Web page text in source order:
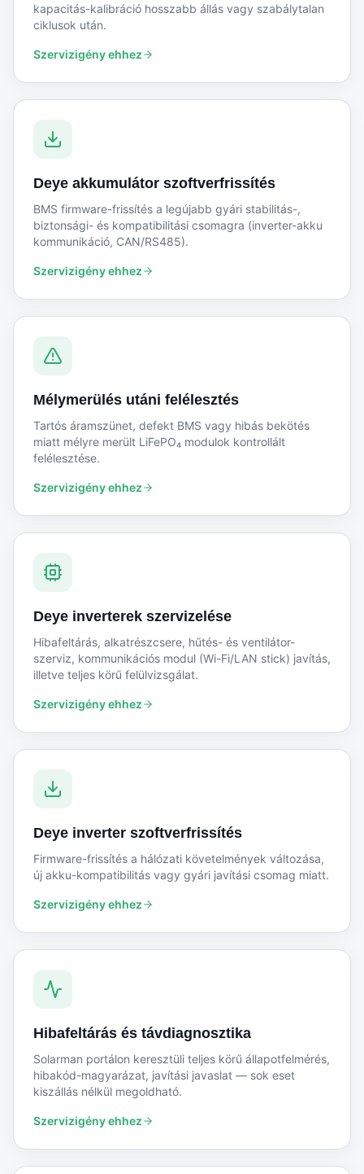
kapacitás-kalibráció hosszabb állás vagy szabálytalan
ciklusok után.
Szervizigény ehhez
Deye akkumulátor szoftverfrissítés
BMS firmware-frissítés a legújabb gyári stabilitás-,
biztonsági- és kompatibilitási csomagra (inverter-akku
kommunikáció, CAN/RS485).
Szervizigény ehhez
Mélymerülés utáni felélesztés
Tartós áramszünet, defekt BMS vagy hibás bekötés
miatt mélyre merült LiFePO₄ modulok kontrollált
felélesztése.
Szervizigény ehhez
Deye inverterek szervizelése
Hibafeltárás, alkatrészcsere, hűtés- és ventilátor-
szerviz, kommunikációs modul (Wi-Fi/LAN stick) javítás,
illetve teljes körű felülvizsgálat.
Szervizigény ehhez
Deye inverter szoftverfrissítés
Firmware-frissítés a hálózati követelmények változása,
új akku-kompatibilitás vagy gyári javítási csomag miatt.
Szervizigény ehhez
Hibafeltárás és távdiagnosztika
Solarman portálon keresztüli teljes körű állapotfelmérés,
hibakód-magyarázat, javítási javaslat — sok eset
kiszállás nélkül megoldható.
Szervizigény ehhez